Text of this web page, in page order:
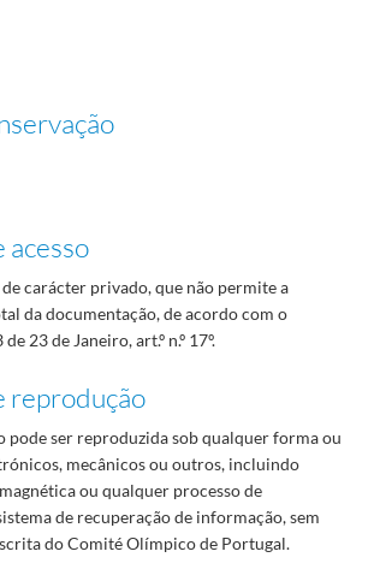
acesso
carácter privado, que não permite a
da documentação, de acordo com o
23 de Janeiro, art.º n.º 17º.
reprodução
pode ser reproduzida sob qualquer forma ou
mecânicos ou outros, incluindo
ou qualquer processo de
de recuperação de informação, sem
do Comité Olímpico de Portugal.